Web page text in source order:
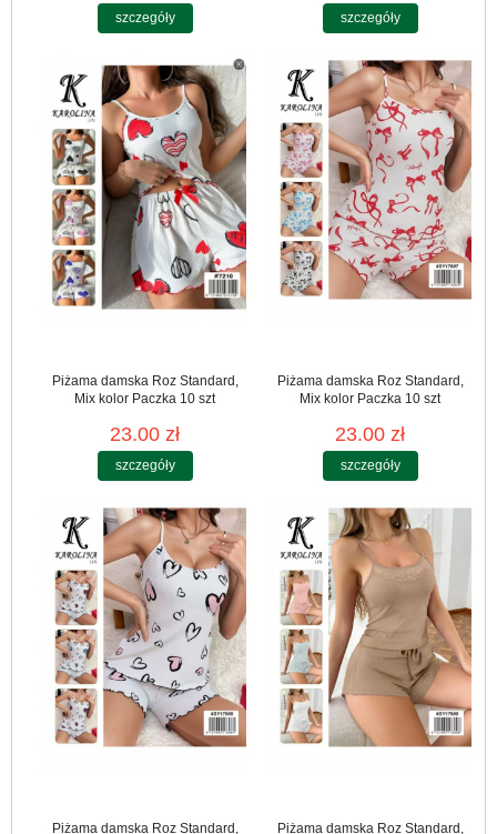
szczegóły szczegóły
Piżama damska Roz Standard,
Mix kolor Paczka 10 szt
23.00 zł
szczegóły
Piżama damska Roz Standard,
Mix kolor Paczka 10 szt
23.00 zł
szczegóły
Piżama damska Roz Standard, Piżama damska Roz Standard,